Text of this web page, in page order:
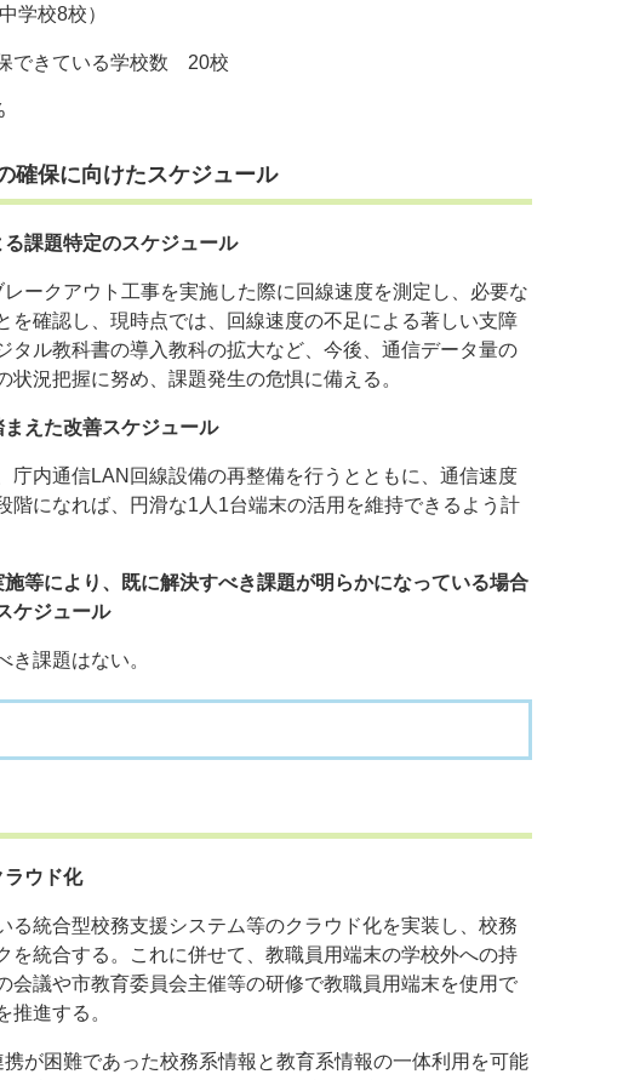
校8校）
きている学校数 20校
確保に向けたスケジュール
る課題特定のスケジュール
ークアウト工事を実施した際に回線速度を測定し、必要な
を確認し、現時点では、回線速度の不足による著しい支障
タル教科書の導入教科の拡大など、今後、通信データ量の
況把握に努め、課題発生の危惧に備える。​
まえた改善スケジュール
内通信LAN回線設備の再整備を行うとともに、通信速度
階になれば、円滑な1人1台端末の活用を維持できるよう計
施等により、既に解決すべき課題が明らかになっている場合
ケジュール
課題はない。​
ラウド化
統合型校務支援システム等のクラウド化を実装し、校務
を統合する。これに併せて、教職員用端末の学校外への持
会議や市教育委員会主催等の研修で教職員用端末を使用で
推進する。
が困難であった校務系情報と教育系情報の一体利用を可能